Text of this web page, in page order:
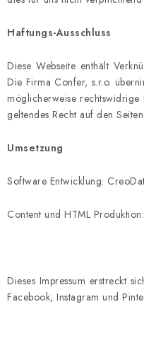
Haftungs-Ausschluss
Diese Webseite enthält
Die Firma Confer, s.r.o.
möglicherweise rechtswidrige
geltendes Recht auf den
Umsetzung
Software Entwicklung:
Content und HTML
Dieses Impressum erstreckt
Facebook, Instagram und